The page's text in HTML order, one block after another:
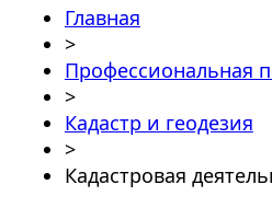
Главная
>
Профессиональная
>
Кадастр и геодезия
>
Кадастровая